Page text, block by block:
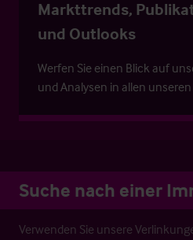
Markttrends,
und Outlooks
Werfen Sie einen Blick auf
und Analysen in allen
Suche nach einer
Verwenden Sie unsere